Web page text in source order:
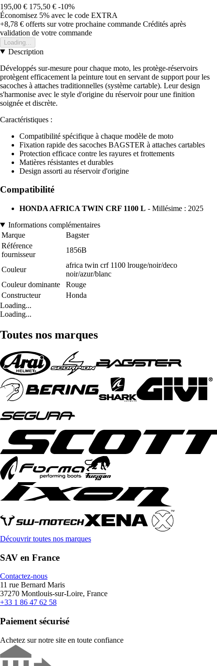
195,00 € 175,50 € -10%
Économisez 5% avec le code EXTRA
+8,78 € offerts sur votre prochaine commande Crédités après
validation de votre commande
Loading...
Description
Développés sur-mesure pour chaque moto, les protège-réservoirs
protègent efficacement la peinture tout en servant de support pour les
sacoches à attaches traditionnelles (système cartable). Leur design
s'harmonise avec le style d'origine du réservoir pour une finition
soignée et discrète.
Caractéristiques :
Compatibilité spécifique à chaque modèle de moto
Fixation rapide des sacoches BAGSTER à attaches cartables
Protection efficace contre les rayures et frottements
Matières résistantes et durables
Design assorti au réservoir d'origine
Compatibilité
HONDA AFRICA TWIN CRF 1100 L - Millésime : 2025
Informations complémentaires
Marque
Bagster
Référence
fournisseur
1856B
Couleur
africa twin crf 1100 lrouge/noir/deco
noir/azur/blanc
Couleur dominante
Rouge
Constructeur
Honda
Loading...
Loading...
Toutes nos marques
Découvrir toutes nos marques
SAV en France
Contactez-nous
11 rue Bernard Maris
37270 Montlouis-sur-Loire, France
+33 1 86 47 62 58
Paiement sécurisé
Achetez sur notre site en toute confiance